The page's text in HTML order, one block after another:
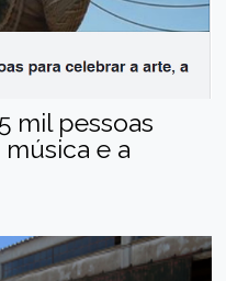
mil pessoas
e a